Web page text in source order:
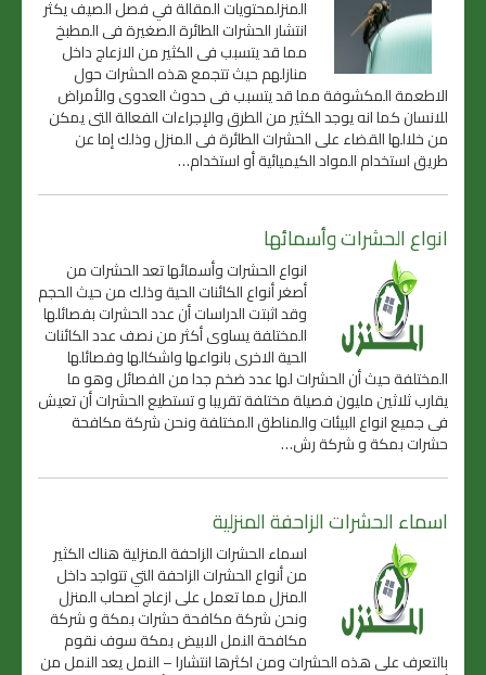
المنزلمحتويات المقالة في فصل الصيف يكثر
انتشار الحشرات الطائرة الصغيرة فى المطبخ
مما قد يتسبب فى الكثير من الازعاج داخل
منازلهم حيث تتجمع هذه الحشرات حول
الاطعمة المكشوفة مما قد يتسبب فى حدوث العدوى والأمراض
للانسان كما انه يوجد الكثير من الطرق والإجراءات الفعالة التى يمكن
من خلالها القضاء على الحشرات الطائرة فى المنزل وذلك إما عن
طريق استخدام المواد الكيميائية أو استخدام…
انواع الحشرات وأسمائها
انواع الحشرات وأسمائها تعد الحشرات من
أصغر أنواع الكائنات الحية وذلك من حيث الحجم
وقد اثبتت الدراسات أن عدد الحشرات بفصائلها
المختلفة يساوى أكثر من نصف عدد الكائنات
الحية الاخرى بانواعها واشكالها وفصائلها
المختلفة حيث أن الحشرات لها عدد ضخم جدا من الفصائل وهو ما
يقارب ثلاثين مليون فصيلة مختلفة تقريبا و تستطيع الحشرات أن تعيش
فى جميع انواع البيئات والمناطق المختلفة ونحن شركة مكافحة
حشرات بمكة و شركة رش…
اسماء الحشرات الزاحفة المنزلية
اسماء الحشرات الزاحفة المنزلية هناك الكثير
من أنواع الحشرات الزاحفة التي تتواجد داخل
المنزل مما تعمل على ازعاج اصحاب المنزل
ونحن شركة مكافحة حشرات بمكة و شركة
مكافحة النمل الابيض بمكة سوف نقوم
بالتعرف على هذه الحشرات ومن اكثرها انتشارا – النمل يعد النمل من